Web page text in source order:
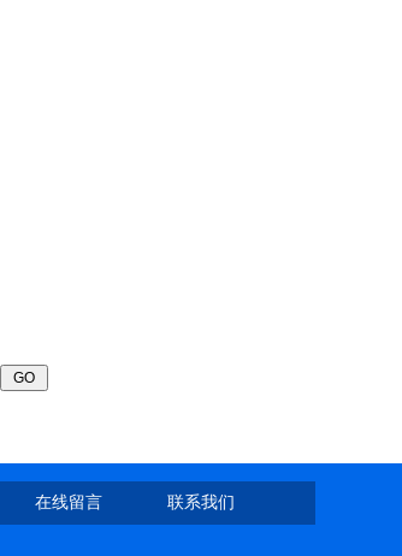
在线留言 联系我们